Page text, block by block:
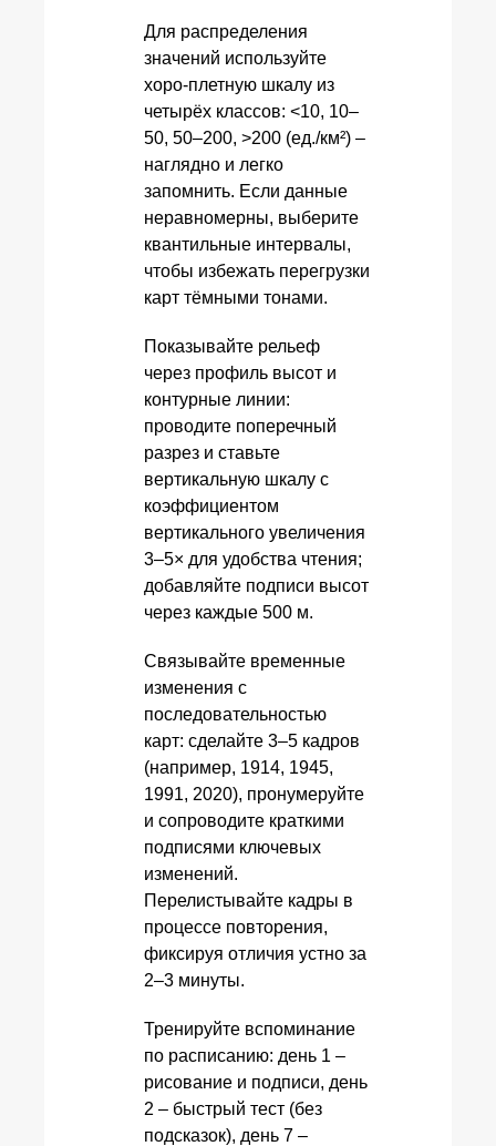
Для распределения
значений используйте
хоро-плетную шкалу из
четырёх классов: <10, 10–
50, 50–200, >200 (ед./км²) –
наглядно и легко
запомнить. Если данные
неравномерны, выберите
квантильные интервалы,
чтобы избежать перегрузки
карт тёмными тонами.
Показывайте рельеф
через профиль высот и
контурные линии:
проводите поперечный
разрез и ставьте
вертикальную шкалу с
коэффициентом
вертикального увеличения
3–5× для удобства чтения;
добавляйте подписи высот
через каждые 500 м.
Связывайте временные
изменения с
последовательностью
карт: сделайте 3–5 кадров
(например, 1914, 1945,
1991, 2020), пронумеруйте
и сопроводите краткими
подписями ключевых
изменений.
Перелистывайте кадры в
процессе повторения,
фиксируя отличия устно за
2–3 минуты.
Тренируйте вспоминание
по расписанию: день 1 –
рисование и подписи, день
2 – быстрый тест (без
подсказок), день 7 –